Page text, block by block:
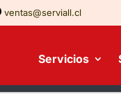
ventas@serviall.cl
Servicios